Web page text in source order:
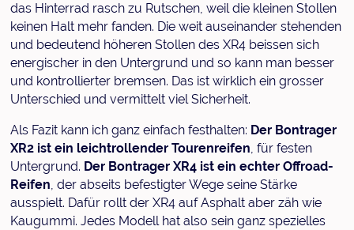
das Hinterrad rasch zu Rutschen, weil die kleinen Stollen
keinen Halt mehr fanden. Die weit auseinander stehenden
und bedeutend höheren Stollen des XR4 beissen sich
energischer in den Untergrund und so kann man besser
und kontrollierter bremsen. Das ist wirklich ein grosser
Unterschied und vermittelt viel Sicherheit.
Als Fazit kann ich ganz einfach festhalten: Der Bontrager
XR2 ist ein leichtrollender Tourenreifen, für festen
Untergrund. Der Bontrager XR4 ist ein echter Offroad-
Reifen, der abseits befestigter Wege seine Stärke
ausspielt. Dafür rollt der XR4 auf Asphalt aber zäh wie
Kaugummi. Jedes Modell hat also sein ganz spezielles